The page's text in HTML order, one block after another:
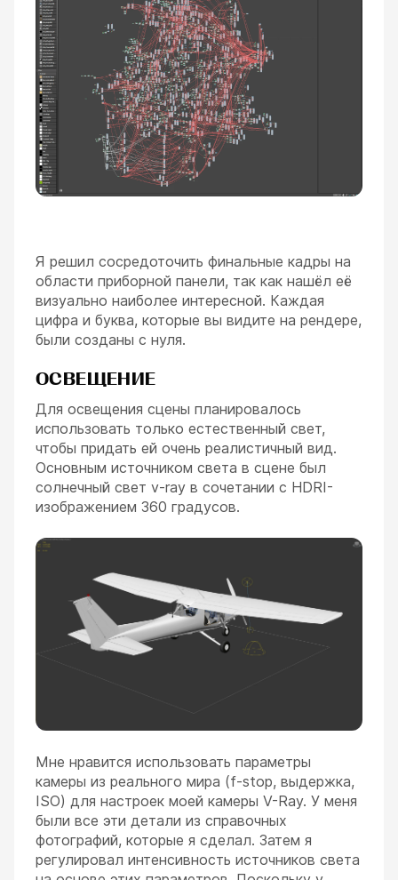
Я решил сосредоточить финальные кадры на
области приборной панели, так как нашёл её
визуально наиболее интересной. Каждая
цифра и буква, которые вы видите на рендере,
были созданы с нуля.
ОСВЕЩЕНИЕ
Для освещения сцены планировалось
использовать только естественный свет,
чтобы придать ей очень реалистичный вид.
Основным источником света в сцене был
солнечный свет v-ray в сочетании с HDRI-
изображением 360 градусов.
Мне нравится использовать параметры
камеры из реального мира (f-stop, выдержка,
ISO) для настроек моей камеры V-Ray. У меня
были все эти детали из справочных
фотографий, которые я сделал. Затем я
регулировал интенсивность источников света